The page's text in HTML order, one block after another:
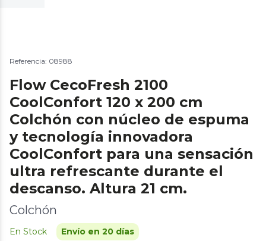
Referencia: 08988
Flow CecoFresh 2100
CoolConfort 120 x 200 cm
Colchón con núcleo de espuma
y tecnología innovadora
CoolConfort para una sensación
ultra refrescante durante el
descanso. Altura 21 cm.
Colchón
En Stock Envío en 20 días